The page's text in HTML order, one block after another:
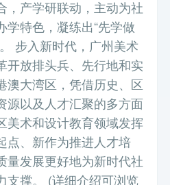
，产学研联动，主动为社
学特色，凝练出“先学做
步入新时代，广州美术
开放排头兵、先行地和实
澳大湾区，凭借历史、区
源以及人才汇聚的多方面
美术和设计教育领域发挥
点、新作为推进人才培
量发展更好地为新时代社
支撑。 (详细介绍可浏览